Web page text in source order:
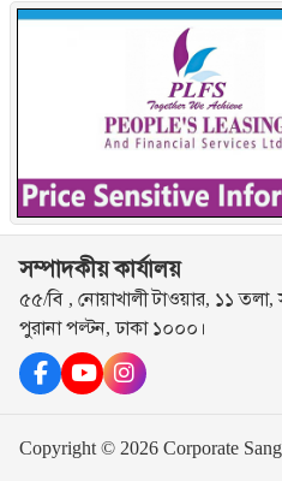
সম্পাদকীয় কার্যালয়
৫৫/বি , নোয়াখালী টাওয়ার, ১১
পুরানা পল্টন, ঢাকা ১০০০।
Copyright © 2026 Corporate